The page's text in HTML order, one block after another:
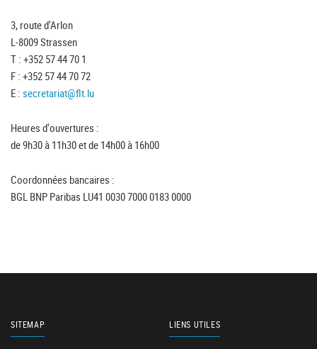
3, route d'Arlon
L-8009 Strassen
T : +352 57 44 70 1
F : +352 57 44 70 72
E : secretariat@flt.lu
Heures d'ouvertures :
de 9h30 à 11h30 et de 14h00 à 16h00
Coordonnées bancaires :
BGL BNP Paribas LU41 0030 7000 0183 0000
SITEMAP LIENS UTILES